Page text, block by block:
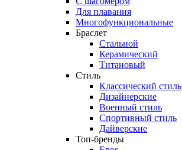
Для плавания
Многофункциональные
Браслет
Стальной
Керамический
Титановый
Стиль
Классический стиль
Дизайнерские
Военный стиль
Спортивный стиль
Дайверские
Топ-бренды